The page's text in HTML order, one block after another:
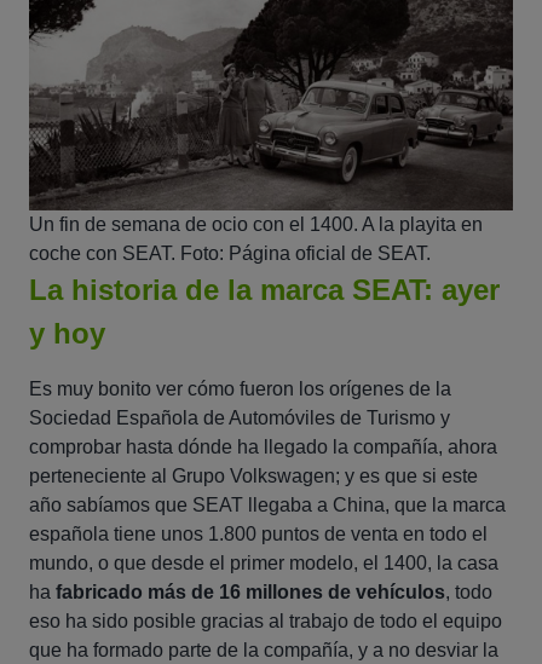
Un fin de semana de ocio con el 1400. A la playita en
coche con SEAT. Foto: Página oficial de SEAT.
La historia de la marca SEAT: ayer
y hoy
Es muy bonito ver cómo fueron los orígenes de la
Sociedad Española de Automóviles de Turismo y
comprobar hasta dónde ha llegado la compañía, ahora
perteneciente al Grupo Volkswagen; y es que si este
año sabíamos que SEAT llegaba a China, que la marca
española tiene unos 1.800 puntos de venta en todo el
mundo, o que desde el primer modelo, el 1400, la casa
ha fabricado más de 16 millones de vehículos, todo
eso ha sido posible gracias al trabajo de todo el equipo
que ha formado parte de la compañía, y a no desviar la